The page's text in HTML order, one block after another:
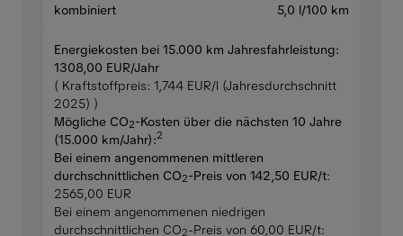
kombiniert
5,0 l/100 km
Energiekosten bei 15.000 km Jahresfahrleistung:
1308,00 EUR/Jahr
( Kraftstoffpreis: 1,744 EUR/l (Jahresdurchschnitt
2025) )
Mögliche CO2-Kosten über die nächsten 10 Jahre
(15.000 km/Jahr):2
Bei einem angenommenen mittleren
durchschnittlichen CO2-Preis von 142,50 EUR/t:
2565,00 EUR
Bei einem angenommenen niedrigen
durchschnittlichen CO2-Preis von 60,00 EUR/t: